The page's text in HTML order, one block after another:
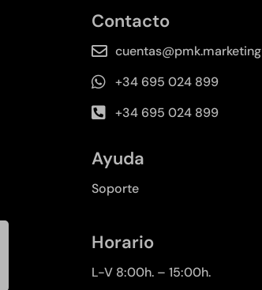
Contacto
cuentas@pmk.marketing
+34 695 024 899
+34 695 024 899
Ayuda
Soporte
Horario
L-V 8:00h. – 15:00h.